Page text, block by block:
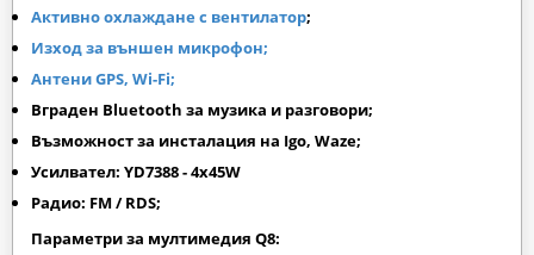
Активно охлаждане с вентилатор;
Изход за външен микрофон;
Антени GPS, Wi-Fi;
Вграден Bluetooth за музика и разговори;
Възможност за инсталация на Igo, Waze;
Усилвател: YD7388 - 4x45W
Радио: FM / RDS;
Параметри за мултимедия Q8: